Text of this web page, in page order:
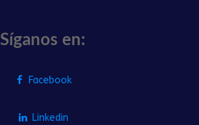
Síganos en:
Facebook
Linkedin